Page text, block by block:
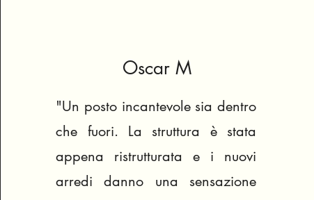
Oscar M
"Un posto incantevole sia dentro
che fuori. La struttura è stata
appena ristrutturata e i nuovi
arredi danno una sensazione